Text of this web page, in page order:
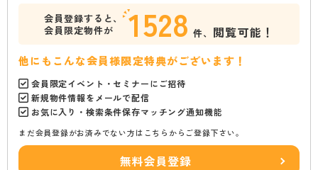
会員登録すると、
会員限定物件が
1528 件、 閲覧可能！
他にもこんな会員様限定特典がございます！
会員限定イベント・セミナーにご招待
新規物件情報をメールで配信
お気に入り・検索条件保存マッチング通知機能
まだ会員登録がお済みでない方はこちらからご登録下さい。
無料会員登録